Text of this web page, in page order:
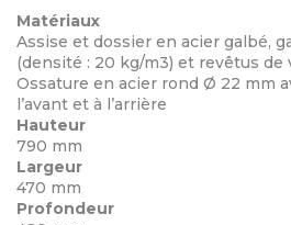
Matériaux
Assise et dossier en acier galbé,
(densité : 20 kg/m3) et revêtus de
Ossature en acier rond Ø 22 mm
l’avant et à l’arrière
Hauteur
790 mm
Largeur
470 mm
Profondeur